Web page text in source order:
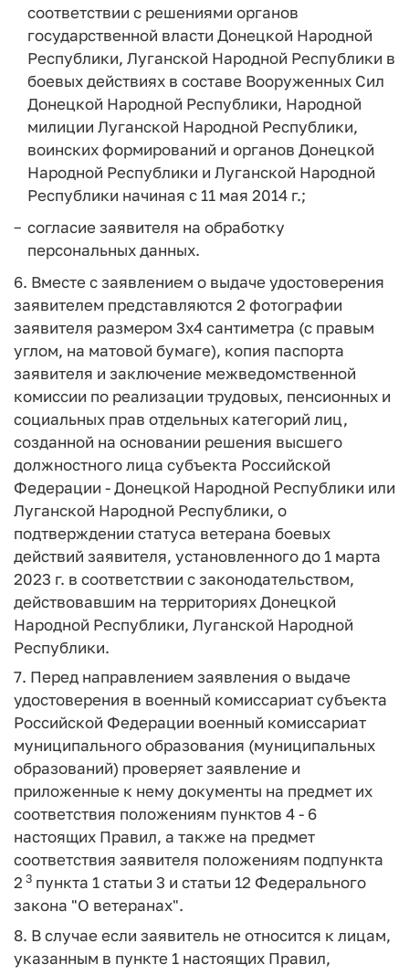
соответствии с решениями органов
государственной власти Донецкой Народной
Республики, Луганской Народной Республики в
боевых действиях в составе Вооруженных Сил
Донецкой Народной Республики, Народной
милиции Луганской Народной Республики,
воинских формирований и органов Донецкой
Народной Республики и Луганской Народной
Республики начиная с 11 мая 2014 г.;
согласие заявителя на обработку
персональных данных.
6. Вместе с заявлением о выдаче удостоверения
заявителем представляются 2 фотографии
заявителя размером 3x4 сантиметра (с правым
углом, на матовой бумаге), копия паспорта
заявителя и заключение межведомственной
комиссии по реализации трудовых, пенсионных и
социальных прав отдельных категорий лиц,
созданной на основании решения высшего
должностного лица субъекта Российской
Федерации - Донецкой Народной Республики или
Луганской Народной Республики, о
подтверждении статуса ветерана боевых
действий заявителя, установленного до 1 марта
2023 г. в соответствии с законодательством,
действовавшим на территориях Донецкой
Народной Республики, Луганской Народной
Республики.
7. Перед направлением заявления о выдаче
удостоверения в военный комиссариат субъекта
Российской Федерации военный комиссариат
муниципального образования (муниципальных
образований) проверяет заявление и
приложенные к нему документы на предмет их
соответствия положениям пунктов 4 - 6
настоящих Правил, а также на предмет
соответствия заявителя положениям подпункта
2 3 пункта 1 статьи 3 и статьи 12 Федерального
закона "О ветеранах".
8. В случае если заявитель не относится к лицам,
указанным в пункте 1 настоящих Правил,